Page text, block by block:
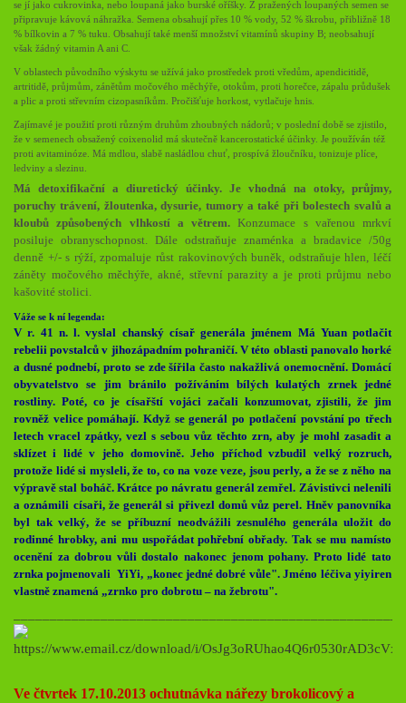
se jí jako cukrovinka, nebo loupaná jako burské oříšky. Z pražených loupaných semen se
připravuje kávová náhražka. Semena obsahují přes 10 % vody, 52 % škrobu, přibližně 18
% bílkovin a 7 % tuku. Obsahují také menší množství vitamínů skupiny B; neobsahují
však žádný vitamin A ani C.
V oblastech původního výskytu se užívá jako prostředek proti vředům, apendicitidě,
artritidě, průjmům, zánětům močového měchýře, otokům, proti horečce, zápalu průdušek
a plic a proti střevním cizopasníkům. Pročišťuje horkost, vytlačuje hnis.
Zajímavé je použití proti různým druhům zhoubných nádorů; v poslední době se zjistilo,
že v semenech obsažený coixenolid má skutečně kancerostatické účinky. Je používán též
proti avitaminóze. Má mdlou, slabě nasládlou chuť, prospívá žloučníku, tonizuje plíce,
ledviny a slezinu.
Má detoxifikační a diuretický účinky. Je vhodná na otoky, průjmy,
poruchy trávení, žloutenka, dysurie, tumory a také při bolestech svalů a
kloubů způsobených vlhkostí a větrem.Konzumace s vařenou mrkví
posiluje obranyschopnost. Dále odstraňuje znaménka a bradavice /50g
denně +/- s rýží, zpomaluje růst rakovinových buněk, odstraňuje hlen, léčí
záněty močového měchýře, akné, střevní parazity a je proti průjmu nebo
kašovité stolici.
Váže se k ní legenda:
V r. 41 n. l. vyslal chanský císař generála jménem Má Yuan potlačit
rebelii povstalců v jihozápadním pohraničí. V této oblasti panovalo horké
a dusné podnebí, proto se zde šířila často nakažlivá onemocnění. Domácí
obyvatelstvo se jim bránilo požíváním bílých kulatých zrnek jedné
rostliny. Poté, co je císařští vojáci začali konzumovat, zjistili, že jim
rovněž velice pomáhají. Když se generál po potlačení povstání po třech
letech vracel zpátky, vezl s sebou vůz těchto zrn, aby je mohl zasadit a
sklízet i lidé v jeho domovině. Jeho příchod vzbudil velký rozruch,
protože lidé si mysleli, že to, co na voze veze, jsou perly, a že se z něho na
výpravě stal boháč. Krátce po návratu generál zemřel. Závistivci nelenili
a oznámili císaři, že generál si přivezl domů vůz perel. Hněv panovníka
byl tak velký, že se příbuzní neodvážili zesnulého generála uložit do
rodinné hrobky, ani mu uspořádat pohřební obřady. Tak se mu namísto
ocenění za dobrou vůli dostalo nakonec jenom pohany. Proto lidé tato
zrnka pojmenovali YiYi, „konec jedné dobré vůle". Jméno léčiva yiyiren
vlastně znamená „zrnko pro dobrotu – na žebrotu".
Ve čtvrtek 17.10.2013 ochutnávka nářezy brokolicový a